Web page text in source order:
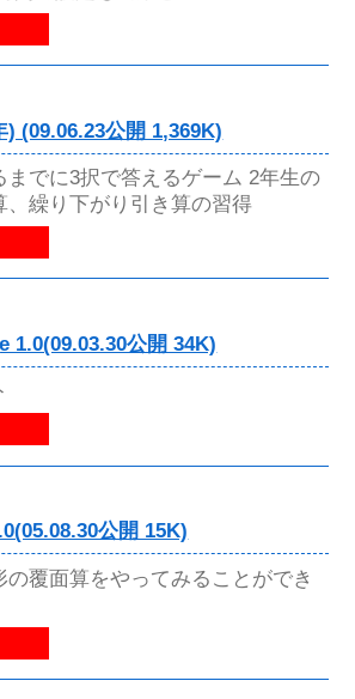
) (09.06.23公開 1,369K)
までに3択で答えるゲーム 2年生の
、繰り下がり引き算の習得
1.0(09.03.30公開 34K)
公開 15K)
覆面算をやってみることができ